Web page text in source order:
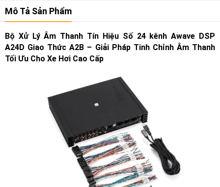
Mô Tả Sản Phẩm
Bộ Xử Lý Âm Thanh Tín Hiệu Số 24 kênh Awave DSP
A24D Giao Thức A2B – Giải Pháp Tinh Chỉnh Âm Thanh
Tối Ưu Cho Xe Hơi Cao Cấp